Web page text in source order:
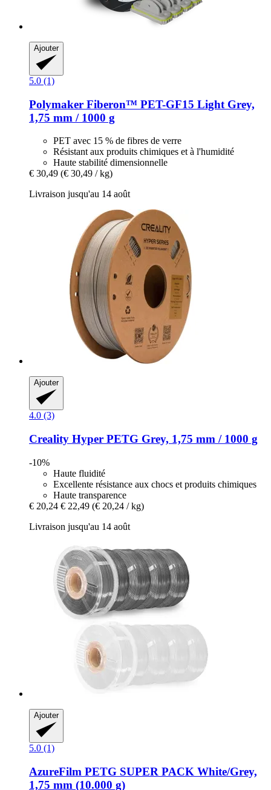
Ajouter
5.0 (1)
Polymaker Fiberon™ PET-​GF15 Light Grey,
1,75 mm / 1000 g
PET avec 15 % de fibres de verre
Résistant aux produits chimiques et à l'humidité
Haute stabilité dimensionnelle
€ 30,49 (€ 30,49 / kg)
Livraison jusqu'au 14 août
Ajouter
4.0 (3)
Creality Hyper PETG Grey, 1,75 mm / 1000 g
-10%
Haute fluidité
Excellente résistance aux chocs et produits chimiques
Haute transparence
€ 20,24 € 22,49 (€ 20,24 / kg)
Livraison jusqu'au 14 août
Ajouter
5.0 (1)
AzureFilm PETG SUPER PACK White/Grey,
1,75 mm (10.000 g)